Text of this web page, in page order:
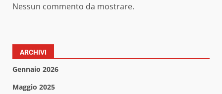
Nessun commento da mostrare.
ARCHIVI
Gennaio 2026
Maggio 2025